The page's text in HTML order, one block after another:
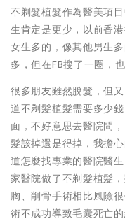
不剃髮植髮作為醫美項
生肯定是更少，以前香
女生多的，像其他男生
多，但在FB搜了一圈，
很多朋友雖然脫髮，但
道不剃髮植髮需要多少
面，不好意思去醫院問
髮該掉還是得掉，我擔
道怎麼找專業的醫院醫
家醫院做了不剃髮植髮
胸、削骨手術相比風險
術不成功導致毛囊死亡的